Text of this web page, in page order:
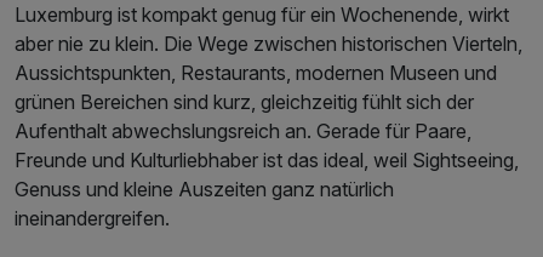
Luxemburg ist kompakt genug für ein Wochenende, wirkt
aber nie zu klein. Die Wege zwischen historischen Vierteln,
Aussichtspunkten, Restaurants, modernen Museen und
grünen Bereichen sind kurz, gleichzeitig fühlt sich der
Aufenthalt abwechslungsreich an. Gerade für Paare,
Freunde und Kulturliebhaber ist das ideal, weil Sightseeing,
Genuss und kleine Auszeiten ganz natürlich
ineinandergreifen.